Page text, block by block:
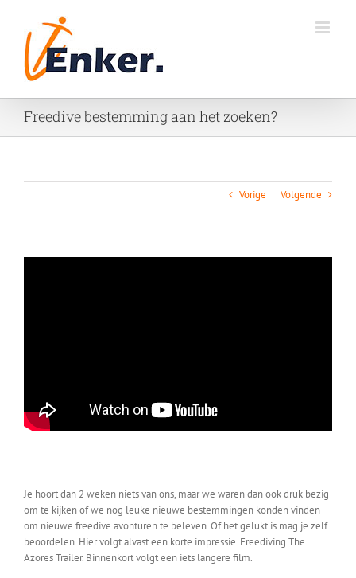
inhoud
Freedive bestemming aan het zoeken?
Vorige Volgende
Je hoort dan 2 weken niets van ons, maar we waren dan ook druk bezig
om te kijken of we nog leuke nieuwe bestemmingen konden vinden
om nieuwe freedive avonturen te beleven. Of het gelukt is mag je zelf
beoordelen. Hier volgt alvast een korte impressie. Freediving The
Azores Trailer. Binnenkort volgt een iets langere film.